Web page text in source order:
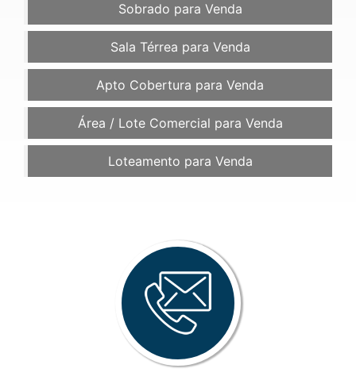
Sobrado para Venda
Sala Térrea para Venda
Apto Cobertura para Venda
Área / Lote Comercial para Venda
Loteamento para Venda